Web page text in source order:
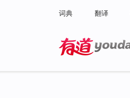
词典 翻译